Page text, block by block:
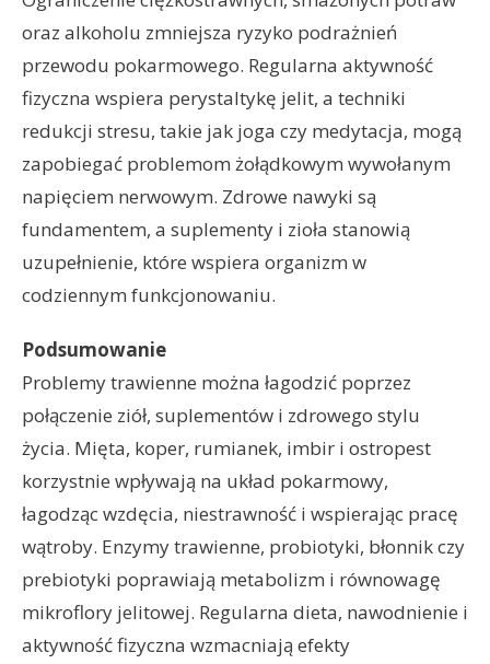
oraz alkoholu zmniejsza ryzyko podrażnień
przewodu pokarmowego. Regularna aktywność
fizyczna wspiera perystaltykę jelit, a techniki
redukcji stresu, takie jak joga czy medytacja, mogą
zapobiegać problemom żołądkowym wywołanym
napięciem nerwowym. Zdrowe nawyki są
fundamentem, a suplementy i zioła stanowią
uzupełnienie, które wspiera organizm w
codziennym funkcjonowaniu.
Podsumowanie
Problemy trawienne można łagodzić poprzez
połączenie ziół, suplementów i zdrowego stylu
życia. Mięta, koper, rumianek, imbir i ostropest
korzystnie wpływają na układ pokarmowy,
łagodząc wzdęcia, niestrawność i wspierając pracę
wątroby. Enzymy trawienne, probiotyki, błonnik czy
prebiotyki poprawiają metabolizm i równowagę
mikroflory jelitowej. Regularna dieta, nawodnienie i
aktywność fizyczna wzmacniają efekty